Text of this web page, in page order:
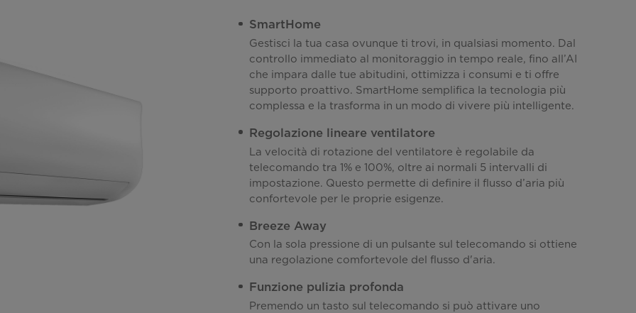
SmartHome
Gestisci la tua casa ovunque ti trovi, in qualsiasi momento. Dal
controllo immediato al monitoraggio in tempo reale, fino all’AI
che impara dalle tue abitudini, ottimizza i consumi e ti offre
supporto proattivo. SmartHome semplifica la tecnologia più
complessa e la trasforma in un modo di vivere più intelligente.
Regolazione lineare ventilatore
La velocità di rotazione del ventilatore è regolabile da
telecomando tra 1% e 100%, oltre ai normali 5 intervalli di
impostazione. Questo permette di definire il flusso d’aria più
confortevole per le proprie esigenze.
Breeze Away
Con la sola pressione di un pulsante sul telecomando si ottiene
una regolazione comfortevole del flusso d'aria.
Funzione pulizia profonda
Premendo un tasto sul telecomando si può attivare uno